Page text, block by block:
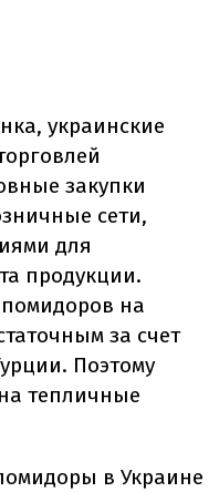
украинские
закупки
сети,
для
продукции.
на
за счет
Поэтому
тепличные
в Украине